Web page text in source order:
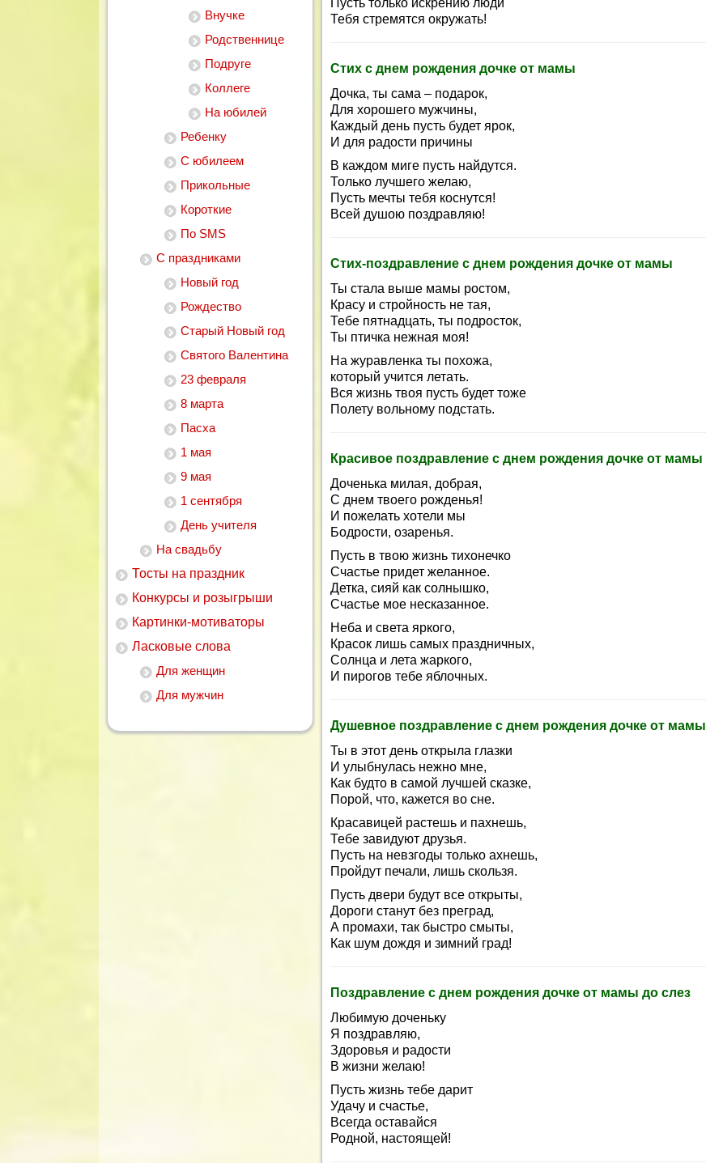
Внучке
Родственнице
Подруге
Коллеге
На юбилей
Ребенку
С юбилеем
Прикольные
Короткие
По SMS
С праздниками
Новый год
Рождество
Старый Новый год
Святого Валентина
23 февраля
8 марта
Пасха
1 мая
9 мая
1 сентября
День учителя
На свадьбу
Тосты на праздник
Конкурсы и розыгрыши
Картинки-мотиваторы
Ласковые слова
Для женщин
Для мужчин
Пусть только искрению люди
Тебя стремятся окружать!
Стих с днем рождения дочке от мамы
Дочка, ты сама – подарок,
Для хорошего мужчины,
Каждый день пусть будет ярок,
И для радости причины
В каждом миге пусть найдутся.
Только лучшего желаю,
Пусть мечты тебя коснутся!
Всей душою поздравляю!
Стих-поздравление с днем рождения дочке от мамы
Ты стала выше мамы ростом,
Красу и стройность не тая,
Тебе пятнадцать, ты подросток,
Ты птичка нежная моя!
На журавленка ты похожа,
который учится летать.
Вся жизнь твоя пусть будет тоже
Полету вольному подстать.
Красивое поздравление с днем рождения дочке от мамы
Доченька милая, добрая,
С днем твоего рожденья!
И пожелать хотели мы
Бодрости, озаренья.
Пусть в твою жизнь тихонечко
Счастье придет желанное.
Детка, сияй как солнышко,
Счастье мое несказанное.
Неба и света яркого,
Красок лишь самых праздничных,
Солнца и лета жаркого,
И пирогов тебе яблочных.
Душевное поздравление с днем рождения дочке от мамы
Ты в этот день открыла глазки
И улыбнулась нежно мне,
Как будто в самой лучшей сказке,
Порой, что, кажется во сне.
Красавицей растешь и пахнешь,
Тебе завидуют друзья.
Пусть на невзгоды только ахнешь,
Пройдут печали, лишь скользя.
Пусть двери будут все открыты,
Дороги станут без преград,
А промахи, так быстро смыты,
Как шум дождя и зимний град!
Поздравление с днем рождения дочке от мамы до слез
Любимую доченьку
Я поздравляю,
Здоровья и радости
В жизни желаю!
Пусть жизнь тебе дарит
Удачу и счастье,
Всегда оставайся
Родной, настоящей!